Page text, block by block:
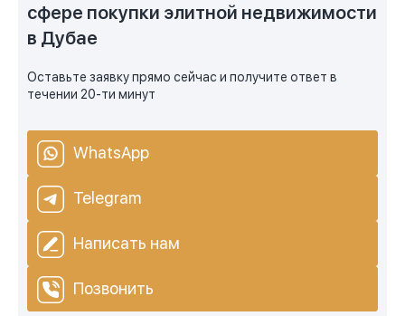
сфере покупки элитной недвижимости
в Дубае
Оставьте заявку прямо сейчас и получите ответ в
течении 20-ти минут
WhatsApp
Telegram
Написать нам
Позвонить